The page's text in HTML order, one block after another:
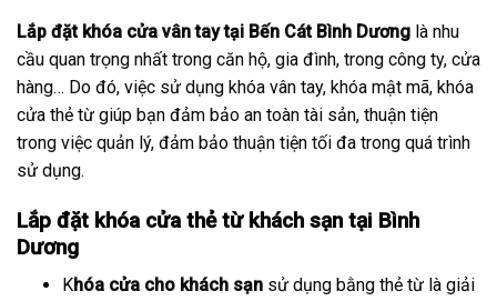
Lắp đặt khóa cửa vân tay tại Bến Cát Bình Dương là nhu
cầu quan trọng nhất trong căn hộ, gia đình, trong công ty, cửa
hàng… Do đó, việc sử dụng khóa vân tay, khóa mật mã, khóa
cửa thẻ từ giúp bạn đảm bảo an toàn tài sản, thuận tiện
trong việc quản lý, đảm bảo thuận tiện tối đa trong quá trình
sử dụng.
Lắp đặt khóa cửa thẻ từ khách sạn tại Bình
Dương
Khóa cửa cho khách sạnsử dụng bằng thẻ từ là giải